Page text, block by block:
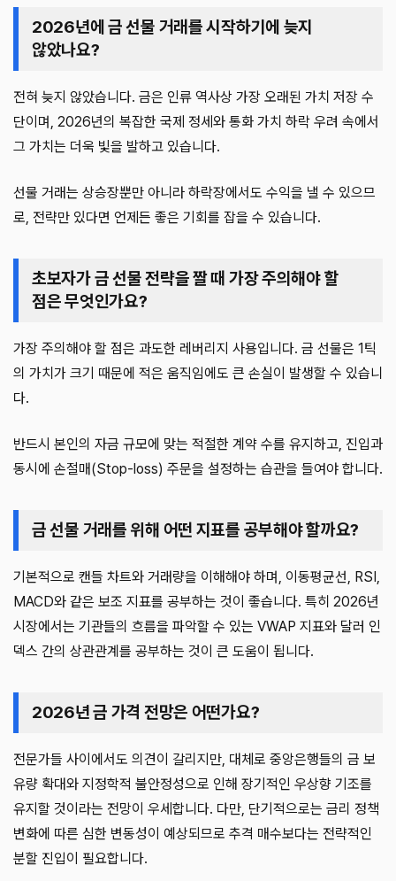
2026년에 금 선물 거래를 시작하기에 늦지
않았나요?
전혀 늦지 않았습니다. 금은 인류 역사상 가장 오래된 가치 저장 수
단이며, 2026년의 복잡한 국제 정세와 통화 가치 하락 우려 속에서
그 가치는 더욱 빛을 발하고 있습니다.
선물 거래는 상승장뿐만 아니라 하락장에서도 수익을 낼 수 있으므
로, 전략만 있다면 언제든 좋은 기회를 잡을 수 있습니다.
초보자가 금 선물 전략을 짤 때 가장 주의해야 할
점은 무엇인가요?
가장 주의해야 할 점은 과도한 레버리지 사용입니다. 금 선물은 1틱
의 가치가 크기 때문에 적은 움직임에도 큰 손실이 발생할 수 있습니
다.
반드시 본인의 자금 규모에 맞는 적절한 계약 수를 유지하고, 진입과
동시에 손절매(Stop-loss) 주문을 설정하는 습관을 들여야 합니다.
금 선물 거래를 위해 어떤 지표를 공부해야 할까요?
기본적으로 캔들 차트와 거래량을 이해해야 하며, 이동평균선, RSI,
MACD와 같은 보조 지표를 공부하는 것이 좋습니다. 특히 2026년
시장에서는 기관들의 흐름을 파악할 수 있는 VWAP 지표와 달러 인
덱스 간의 상관관계를 공부하는 것이 큰 도움이 됩니다.
2026년 금 가격 전망은 어떤가요?
전문가들 사이에서도 의견이 갈리지만, 대체로 중앙은행들의 금 보
유량 확대와 지정학적 불안정성으로 인해 장기적인 우상향 기조를
유지할 것이라는 전망이 우세합니다. 다만, 단기적으로는 금리 정책
변화에 따른 심한 변동성이 예상되므로 추격 매수보다는 전략적인
분할 진입이 필요합니다.